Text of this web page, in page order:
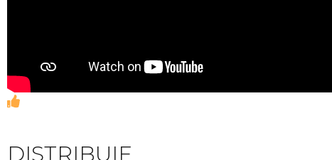
DISTRIBUIE